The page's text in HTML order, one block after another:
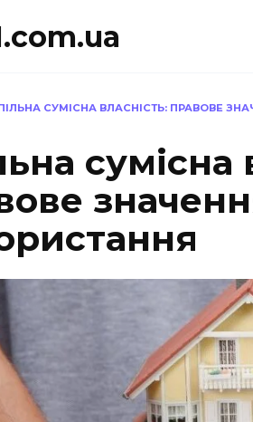
СУМІСНА ВЛАСНІСТЬ: ПРАВОВЕ
сумісна